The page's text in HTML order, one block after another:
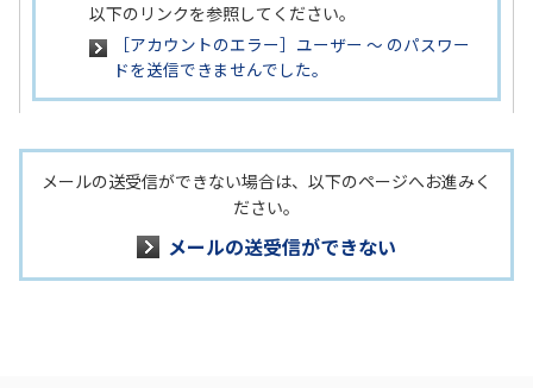
以下のリンクを参照してください。
［アカウントのエラー］ユーザー ～ のパスワー
ドを送信できませんでした。
メールの送受信ができない場合は、以下のページへお進みく
ださい。
メールの送受信ができない